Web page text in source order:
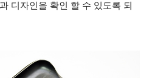
디자인을 확인 할 수 있도록 되